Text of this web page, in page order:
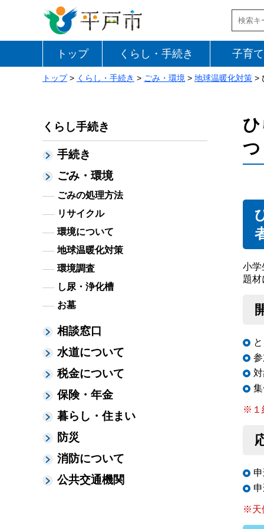
トップ くらし・手続き 子育
トップ> くらし・手続き > ごみ・環境 > 地球温暖化対策 >
くらし手続き
手続き
ごみ・環境
ごみの処理方法
リサイクル
環境について
地球温暖化対策
環境調査
し尿・浄化槽
お墓
相談窓口
水道について
税金について
保険・年金
暮らし・住まい
防災
消防について
公共交通機関
つ
小学
題
※１
※天